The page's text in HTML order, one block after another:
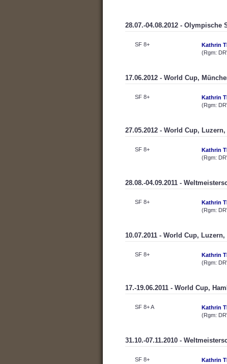
28.07.-04.08.2012 -
SF 8+
Kathrin
(Rgm:
17.06.2012 - World Cup,
SF 8+
Kathrin
(Rgm:
27.05.2012 - World Cup,
SF 8+
Kathrin
(Rgm:
28.08.-04.09.2011 -
SF 8+
Kathrin
(Rgm:
10.07.2011 - World Cup,
SF 8+
Kathrin
(Rgm:
17.-19.06.2011 - World Cup,
SF 8+ A
Kathrin
(Rgm:
31.10.-07.11.2010 -
SF 8+
Kathrin